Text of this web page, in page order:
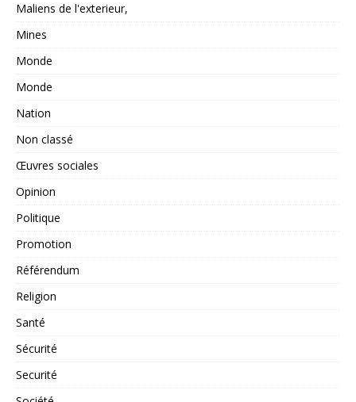
Maliens de l'exterieur,
Mines
Monde
Monde
Nation
Non classé
Œuvres sociales
Opinion
Politique
Promotion
Référendum
Religion
Santé
Sécurité
Securité